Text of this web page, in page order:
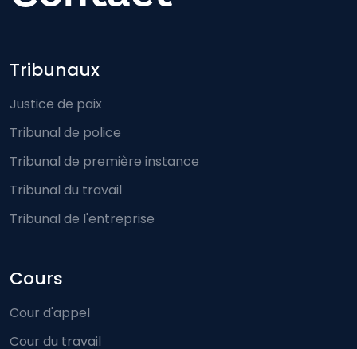
Footer-menu
Tribunaux
Justice de paix
Tribunal de police
Tribunal de première instance
Tribunal du travail
Tribunal de l'entreprise
Cours
Cour d'appel
Cour du travail